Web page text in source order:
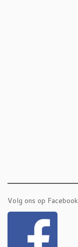
Volg ons op Facebook